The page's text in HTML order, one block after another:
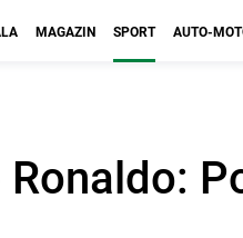
MAGAZIN SPORT AUTO-